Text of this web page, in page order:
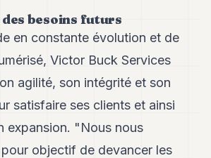
besoins futurs
en constante évolution et de
Victor Buck Services
agilité, son intégrité et son
satisfaire ses clients et ainsi
expansion. "Nous nous
objectif de devancer les